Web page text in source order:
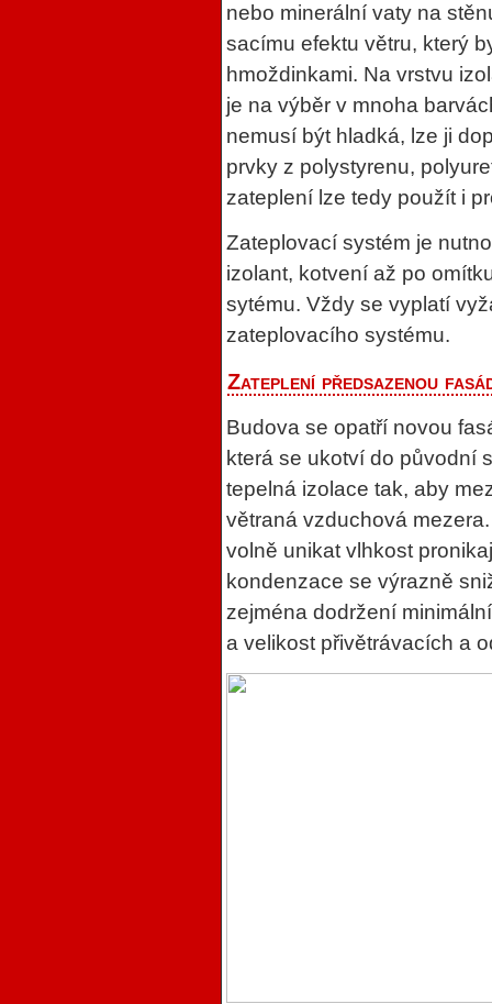
nebo minerální vaty na
sacímu efektu větru, který
hmoždinkami. Na vrstvu
je na výběr v mnoha
nemusí být hladká, lze ji
prvky z polystyrenu,
zateplení lze tedy použít i
Zateplovací systém je
izolant, kotvení až po
sytému. Vždy se vyplatí
zateplovacího systému.
Zateplení předsazenou
Budova se opatří novou
která se ukotví do původní
tepelná izolace tak, aby
větraná vzduchová
volně unikat vlhkost
kondenzace se výrazně
zejména dodržení
a velikost přivětrávacích a